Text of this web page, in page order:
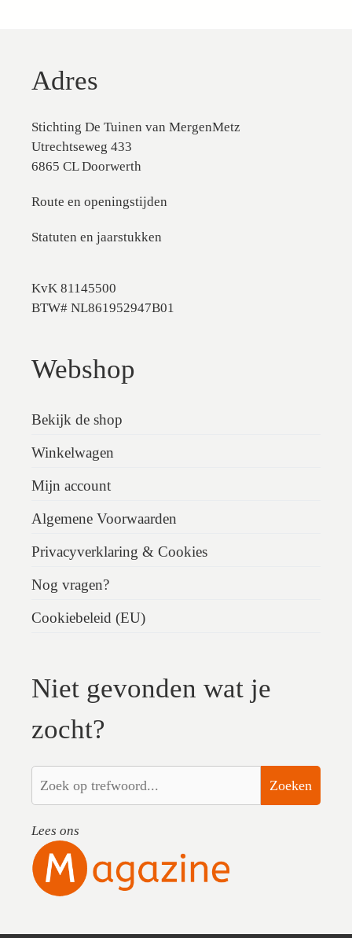
Adres
Stichting De Tuinen van MergenMetz
Utrechtseweg 433
6865 CL Doorwerth
Route en openingstijden
Statuten en jaarstukken
KvK 81145500
BTW# NL861952947B01
Webshop
Bekijk de shop
Winkelwagen
Mijn account
Algemene Voorwaarden
Privacyverklaring & Cookies
Nog vragen?
Cookiebeleid (EU)
Niet gevonden wat je
zocht?
Zoeken
Lees ons